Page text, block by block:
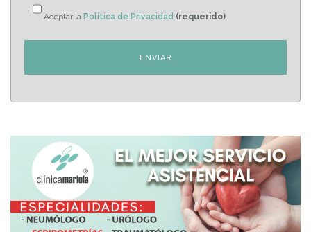
Aceptar la Política de Privacidad (requerido)